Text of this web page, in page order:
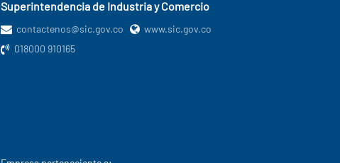
Superintendencia de Industria y Comercio
contactenos@sic.gov.co
www.sic.gov.co
018000 910165